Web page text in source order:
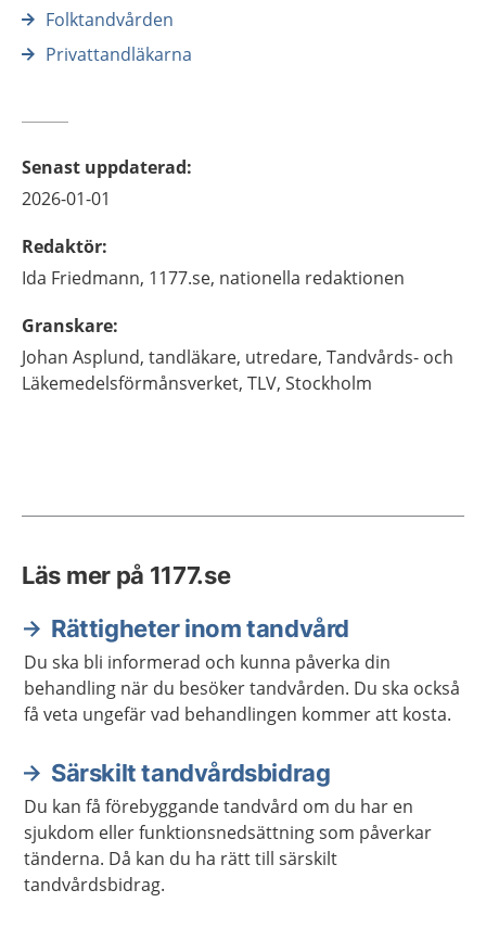
Folktandvården
Privattandläkarna
Senast uppdaterad:
2026-01-01
Redaktör:
Ida Friedmann, 1177.se, nationella redaktionen
Granskare:
Johan Asplund, tandläkare, utredare, Tandvårds- och
Läkemedelsförmånsverket, TLV, Stockholm
Läs mer på 1177.se
Rättigheter inom tandvård
Du ska bli informerad och kunna påverka din
behandling när du besöker tandvården. Du ska också
få veta ungefär vad behandlingen kommer att kosta.
Särskilt tandvårdsbidrag
Du kan få förebyggande tandvård om du har en
sjukdom eller funktionsnedsättning som påverkar
tänderna. Då kan du ha rätt till särskilt
tandvårdsbidrag.